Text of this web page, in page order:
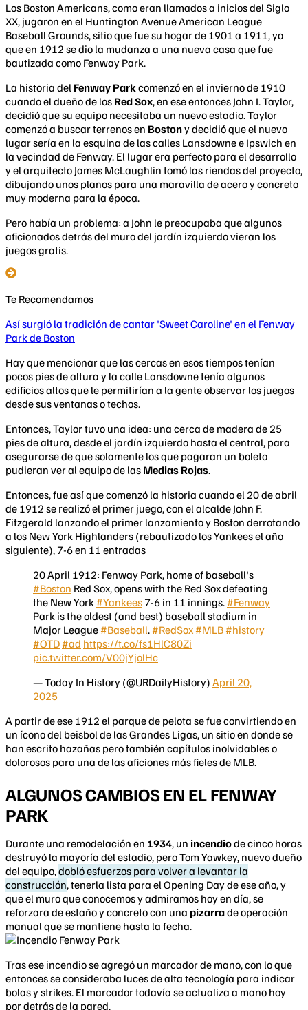
Los Boston Americans, como eran llamados a inicios del Siglo
XX, jugaron en el Huntington Avenue American League
Baseball Grounds, sitio que fue su hogar de 1901 a 1911, ya
que en 1912 se dio la mudanza a una nueva casa que fue
bautizada como Fenway Park.
La historia del Fenway Parkcomenzó en el invierno de 1910
cuando el dueño de los Red Sox, en ese entonces John I. Taylor,
decidió que su equipo necesitaba un nuevo estadio. Taylor
comenzó a buscar terrenos en Bostony decidió que el nuevo
lugar sería en la esquina de las calles Lansdowne e Ipswich en
la vecindad de Fenway. El lugar era perfecto para el desarrollo
y el arquitecto James McLaughlin tomó las riendas del proyecto,
dibujando unos planos para una maravilla de acero y concreto
muy moderna para la época.
Pero había un problema: a John le preocupaba quealgunos
aficionados detrás del muro del jardín izquierdo vieran los
juegos gratis.
Te Recomendamos
Así surgió la tradición de cantar 'Sweet Caroline' en el Fenway
Park de Boston
Hay que mencionar que las cercas en esos tiempos tenían
pocos pies de altura y la calle Lansdowne tenía algunos
edificios altos que le permitirían a la gente observar los juegos
desde sus ventanas o techos.
Entonces, Taylor tuvo una idea: una cerca de madera de 25
pies de altura, desde el jardín izquierdo hasta el central, para
asegurarse de que solamente los que pagaran un boleto
pudieran ver al equipo de las Medias Rojas.
Entonces, fue así que comenzó la historia cuando el 20 de abril
de 1912 se realizó el primer juego, con el alcalde John F.
Fitzgerald lanzando el primer lanzamiento y Boston derrotando
a los New York Highlanders (rebautizado los Yankees el año
siguiente), 7-6 en 11 entradas
20 April 1912: Fenway Park, home of baseball's
#Boston Red Sox, opens with the Red Sox defeating
the New York #Yankees 7-6 in 11 innings. #Fenway
Park is the oldest (and best) baseball stadium in
Major League #Baseball. #RedSox #MLB #history
#OTD #ad https://t.co/fs1HlC80Zi
pic.twitter.com/V00jYjolHc
— Today In History (@URDailyHistory) April 20,
2025
A partir de ese 1912 el parque de pelota se fue convirtiendo en
un ícono del beisbol de las Grandes Ligas, un sitio en donde se
han escrito hazañas pero también capítulos inolvidables o
dolorosos para una de las aficiones más fieles de MLB.
ALGUNOS CAMBIOS EN EL FENWAY
PARK
Durante una remodelación en 1934, un incendiode cinco horas
destruyó la mayoría del estadio, pero Tom Yawkey, nuevo dueño
del equipo,dobló esfuerzos para volver a levantar la
construcción, tenerla lista para el Opening Day de ese año, y
que el muro que conocemos y admiramos hoy en día, se
reforzara de estaño y concreto con una pizarrade operación
manual que se mantiene hasta la fecha.
Tras ese incendio se agregó un marcador de mano, con lo que
entonces se consideraba luces de alta tecnología para indicar
bolas y strikes. El marcador todavía se actualiza a mano hoy
por detrás de la pared.